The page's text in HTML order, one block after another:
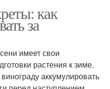
как
за
имеет свои
растения к зиме.
аккумулировать